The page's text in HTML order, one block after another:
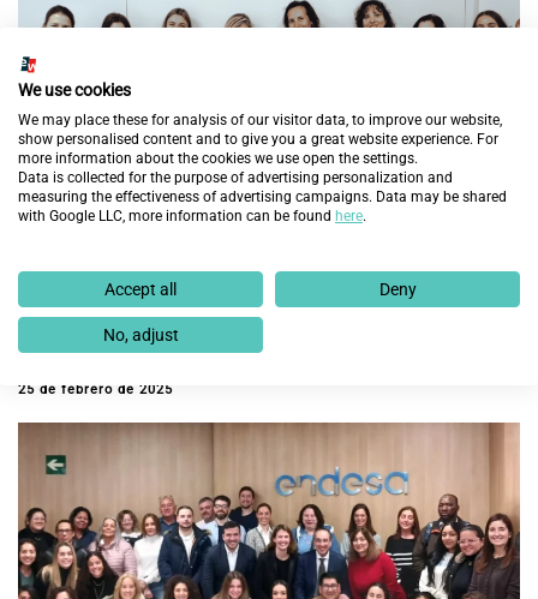
Serveo emprende el proyecto “Working to grow up”
con Fundación Integra
25 de febrero de 2025
We use cookies
We may place these for analysis of our visitor data, to improve our website,
show personalised content and to give you a great website experience. For
more information about the cookies we use open the settings.
Data is collected for the purpose of advertising personalization and
measuring the effectiveness of advertising campaigns. Data may be shared
with Google LLC, more information can be found here.
Accept all Deny
No, adjust